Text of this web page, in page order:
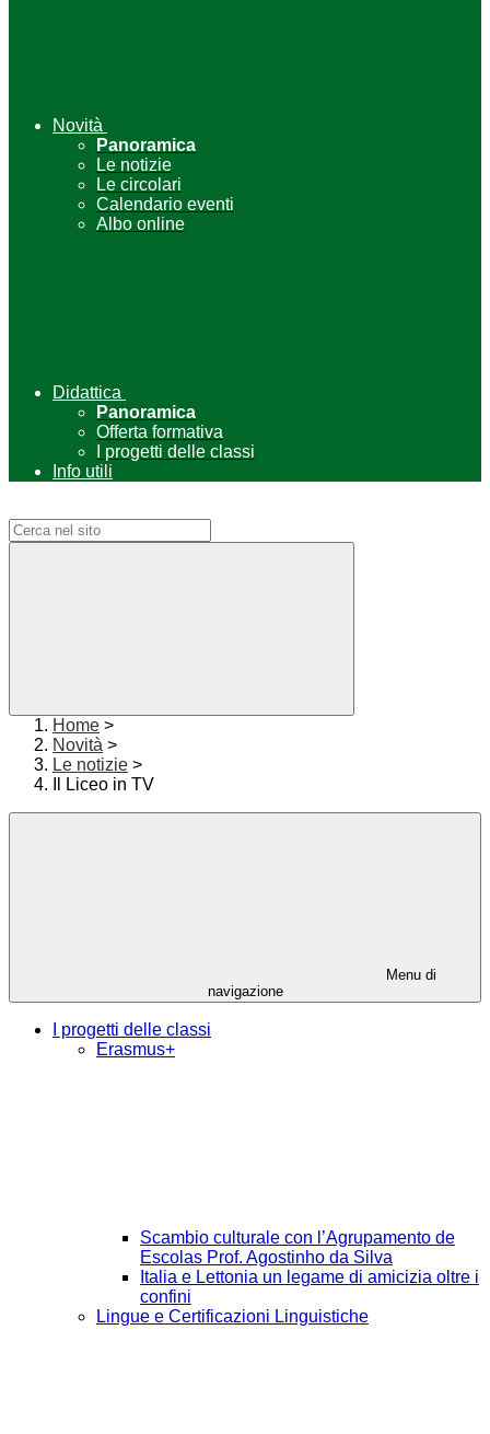
Novità
Panoramica
Le notizie
Le circolari
Calendario eventi
Albo online
Didattica
Panoramica
Offerta formativa
I progetti delle classi
Info utili
Home >
Novità >
Le notizie >
Il Liceo in TV
Menu di
navigazione
I progetti delle classi
Erasmus+
Scambio culturale con l’Agrupamento de
Escolas Prof. Agostinho da Silva
Italia e Lettonia un legame di amicizia oltre i
confini
Lingue e Certificazioni Linguistiche